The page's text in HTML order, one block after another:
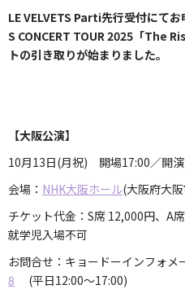
LE VELVETS Parti先行受付にて
S CONCERT TOUR 2025「The
トの引き取りが始まりました。
【大阪公演】
10月13日(月祝) 開場17:00／開
会場： NHK大阪ホール(大阪府大
チケット代金：S席 12,000円、A
就学児入場不可
お問合せ：キョードーインフォ
8 (平日12:00～17:00)